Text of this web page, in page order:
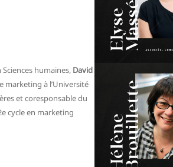
humaines, David
marketing à l’Université
et coresponsable du
cycle en marketing